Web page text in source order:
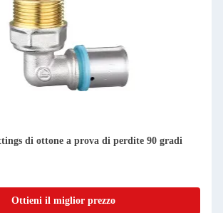
di ottone a prova di perdite 90 gradi
Ottieni il miglior prezzo